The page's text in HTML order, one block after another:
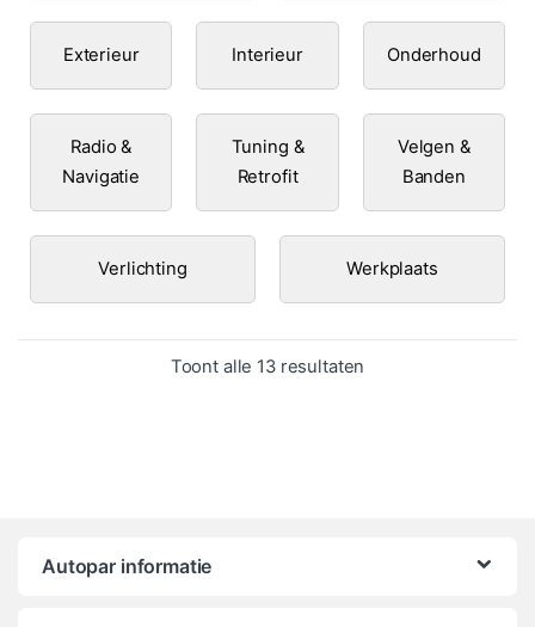
Exterieur Interieur Onderhoud
Radio &
Navigatie
Tuning &
Retrofit
Velgen &
Banden
Verlichting Werkplaats
Toont alle 13 resultaten
Autopar informatie